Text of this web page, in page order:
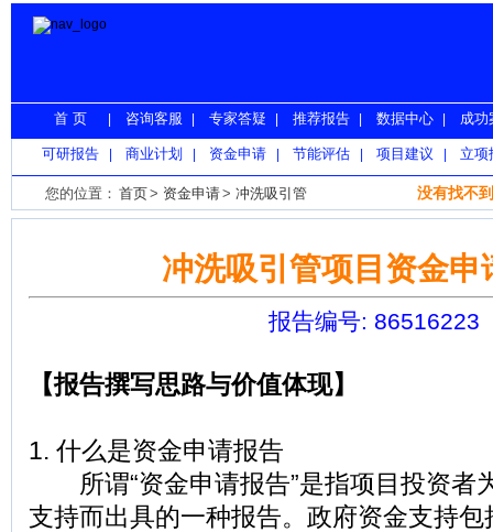
首 页 咨询客服 专家答疑 推荐报告 数据中心 成功
可研报告 商业计划 资金申请 节能评估 项目建议 立项
您的位置： 首页> 资金申请> 冲洗吸引管 没有找不
冲洗吸引管项目资金申
报告编号: 86516223
【报告撰写思路与价值体现】
1. 什么是资金申请报告
所谓“资金申请报告”是指项目投资者
支持而出具的一种报告。政府资金支持